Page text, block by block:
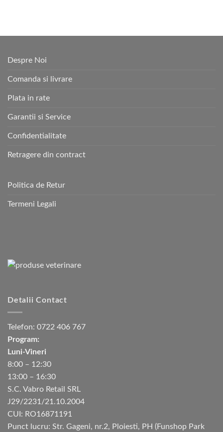
Despre Noi
Comanda si livrare
Plata in rate
Garantii si Service
Confidentialitate
Retragere din contract
Politica de Retur
Termeni Legali
Detalii Contact
Telefon: 0722 406 767
Program:
Luni-Vineri
8:00 – 12:30
13:00 – 16:30
S.C. Vabro Retail SRL
J29/2231/21.10.2004
CUI: RO16871191
Punct lucru: Str. Gageni, nr.2, Ploiesti, PH (Funshop Park